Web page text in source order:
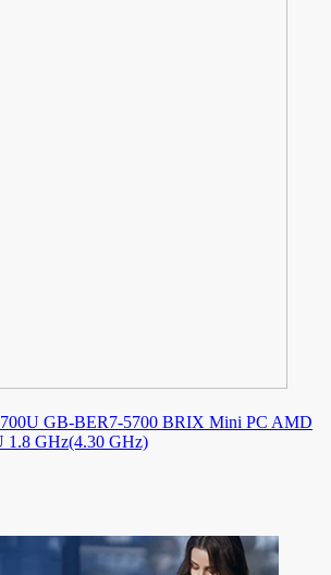
GB-BER7-5700 BRIX Mini PC AMD
1.8 GHz(4.30 GHz)